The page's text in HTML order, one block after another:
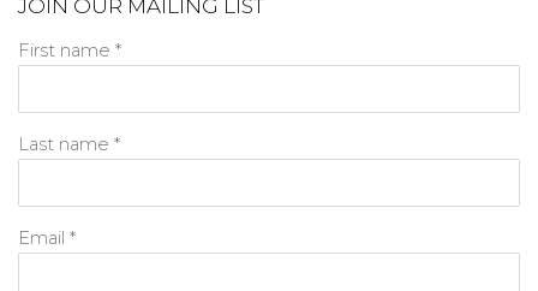
JOIN OUR MAILING LIST
First name *
Last name *
Email *